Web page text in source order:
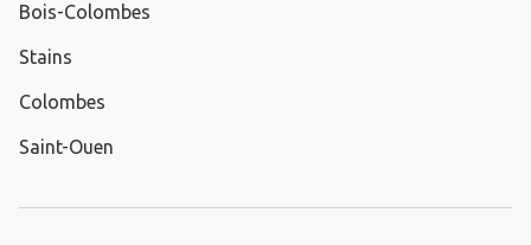
Bois-Colombes
Stains
Colombes
Saint-Ouen